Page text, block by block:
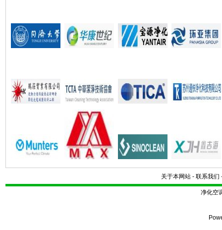
关于本网站 - 联系我们
净化空